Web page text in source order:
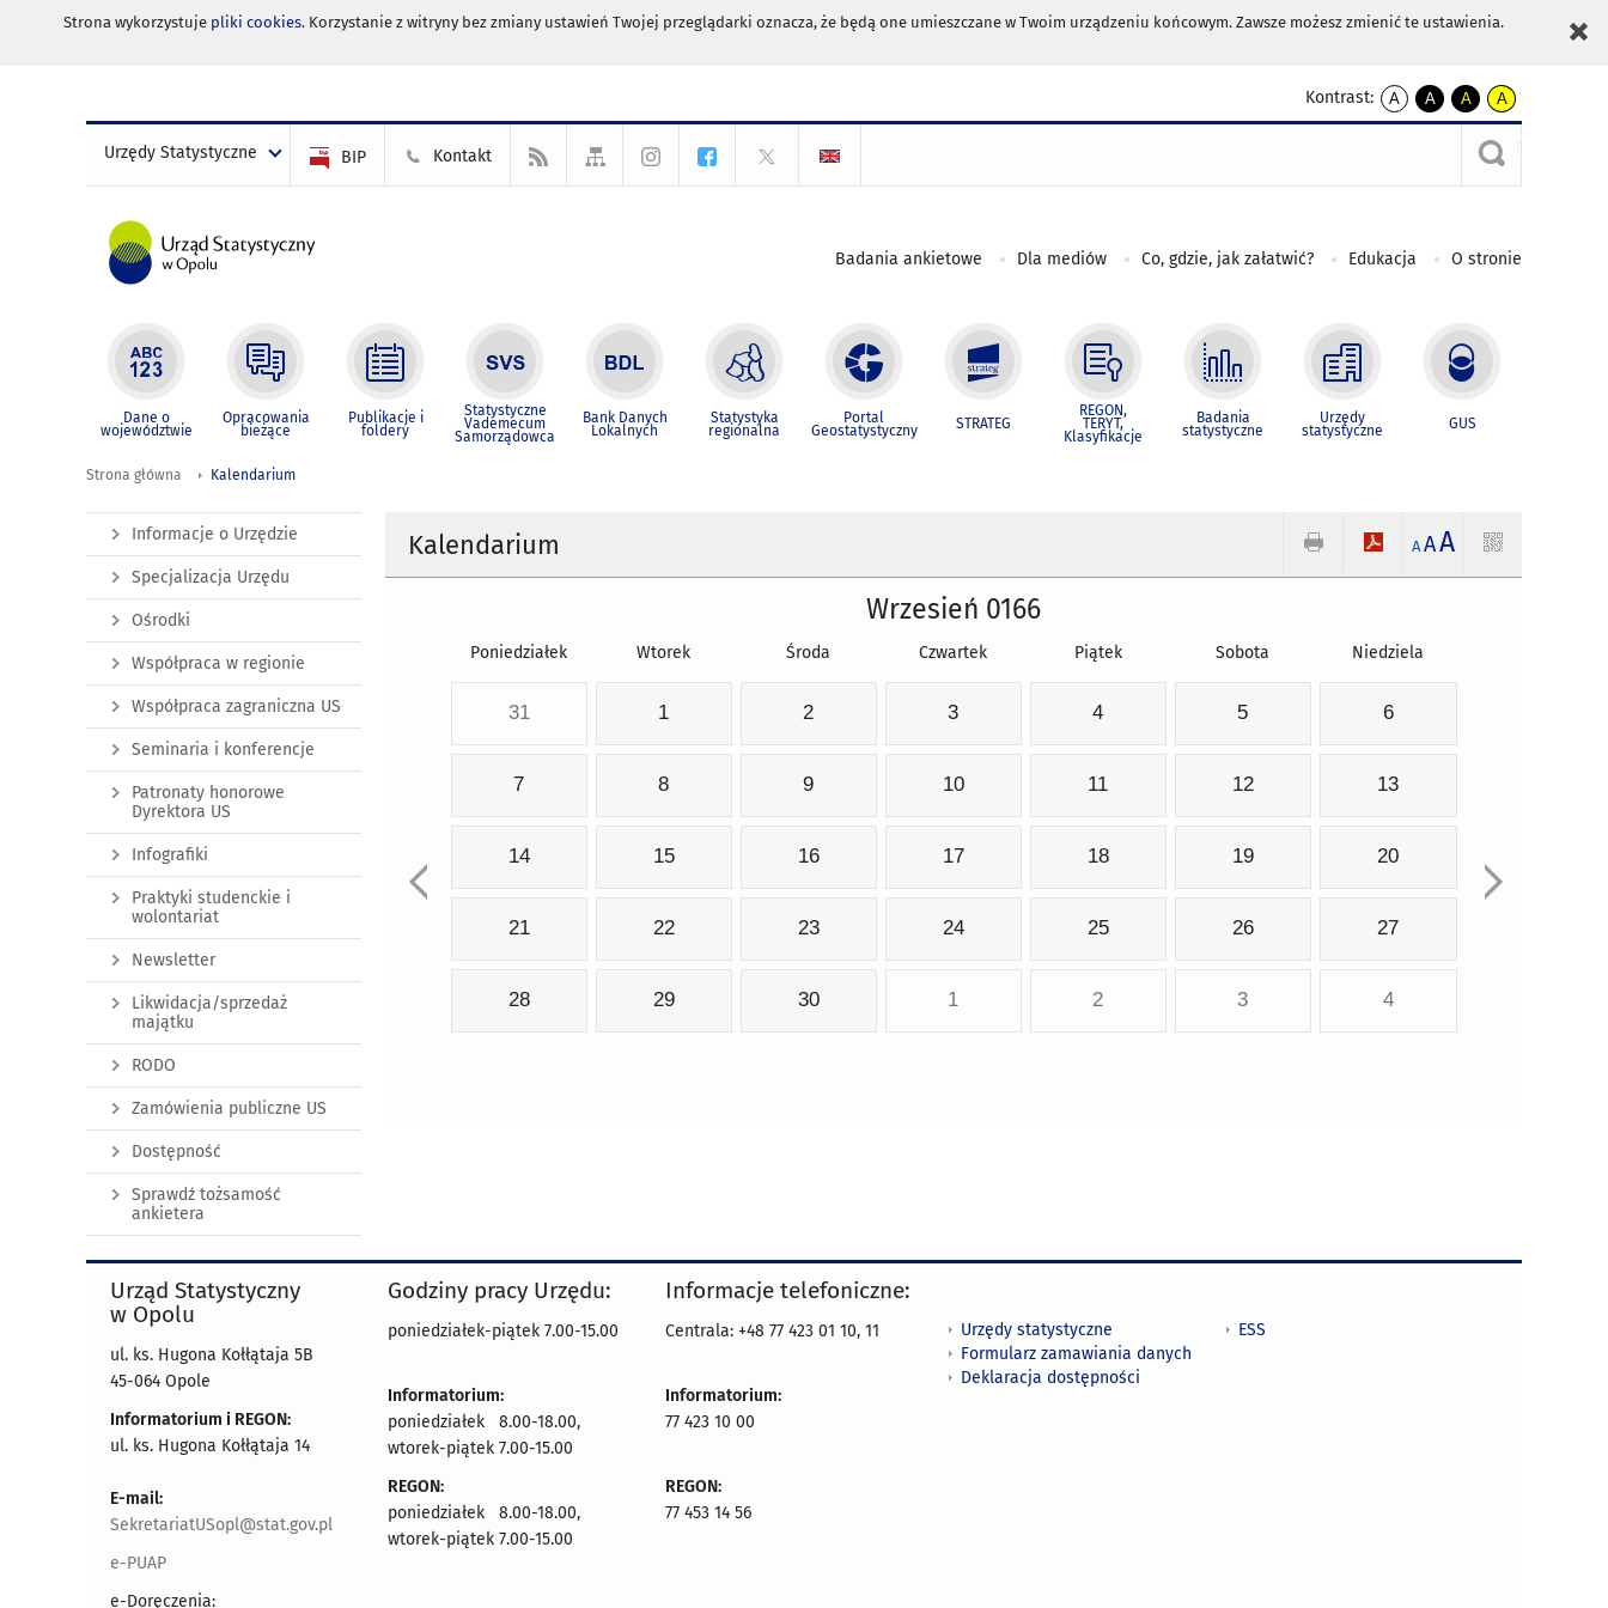
Strona wykorzystuje pliki cookies. Korzystanie z witryny bez zmiany ustawień Twojej przeglądarki oznacza, że będą one umieszczane w Twoim urządzeniu końcowym. Zawsze możesz zmienić te ustawienia.
Kontrast:
A
kontrast
A
kontrast
czarnym
A
kontrast
żółty
tekst
czarnym
A
kontrast
czarny
tekst
żółtym
Urzędy Statystyczne BIP Kontakt
Badania ankietowe Dla mediów Co, gdzie, jak załatwić? Edukacja O stronie
Dane o
województwie
Opracowania
bieżące
Publikacje i
foldery
Statystyczne
Vademecum
Samorządowca
Bank Danych
Lokalnych
Statystyka
regionalna
Portal
Geostatystyczny STRATEG
REGON,
TERYT,
Klasyfikacje
Badania
statystyczne
Urzędy
statystyczne GUS
Strona główna Kalendarium
Kalendarium A AA
Wrzesień 0166
Poniedziałek Wtorek Środa Czwartek Piątek Sobota Niedziela
31 1 2 3 4 5 6
7 8 9 10 11 12 13
14 15 16 17 18 19 20
21 22 23 24 25 26 27
28 29 30 1 2 3 4
Informacje o Urzędzie
Specjalizacja Urzędu
Ośrodki
Współpraca w regionie
Współpraca zagraniczna US
Seminaria i konferencje
Patronaty honorowe
Dyrektora US
Infografiki
Praktyki studenckie i
wolontariat
Newsletter
Likwidacja/sprzedaż
majątku
RODO
Zamówienia publiczne US
Dostępność
Sprawdź tożsamość
ankietera
Urząd Statystyczny
w Opolu
ul. ks. Hugona Kołłątaja 5B
45-064 Opole
Informatorium i REGON:
ul. ks. Hugona Kołłątaja 14
E-mail:
SekretariatUSopl@stat.gov.pl
e-PUAP
e-Doręczenia:
Godziny pracy Urzędu:
poniedziałek-piątek 7.00-15.00
Informatorium:
poniedziałek 8.00-18.00,
wtorek-piątek 7.00-15.00
REGON:
poniedziałek 8.00-18.00,
wtorek-piątek 7.00-15.00
Informacje telefoniczne:
Centrala: +48 77 423 01 10, 11
Informatorium:
77 423 10 00
REGON:
77 453 14 56
Urzędy statystyczne
Formularz zamawiania danych
Deklaracja dostępności
ESS